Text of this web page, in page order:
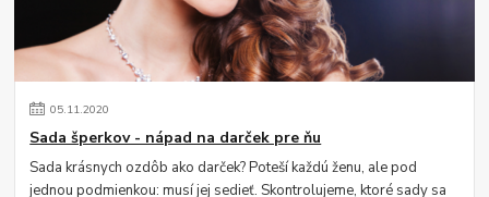
05.11.2020
Sada šperkov - nápad na darček pre ňu
Sada krásnych ozdôb ako darček? Poteší každú ženu, ale pod
jednou podmienkou: musí jej sedieť. Skontrolujeme, ktoré sady sa